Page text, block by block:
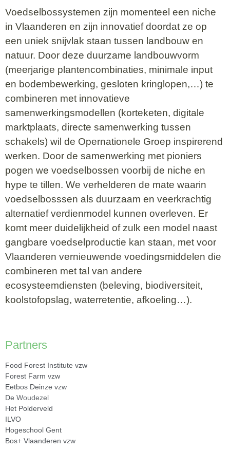
Voedselbossystemen zijn momenteel een niche
in Vlaanderen en zijn innovatief doordat ze op
een uniek snijvlak staan tussen landbouw en
natuur. Door deze duurzame landbouwvorm
(meerjarige plantencombinaties, minimale input
en bodembewerking, gesloten kringlopen,…) te
combineren met innovatieve
samenwerkingsmodellen (korteketen, digitale
marktplaats, directe samenwerking tussen
schakels) wil de Opernationele Groep inspirerend
werken. Door de samenwerking met pioniers
pogen we voedselbossen voorbij de niche en
hype te tillen. We verhelderen de mate waarin
voedselbosssen als duurzaam en veerkrachtig
alternatief verdienmodel kunnen overleven. Er
komt meer duidelijkheid of zulk een model naast
gangbare voedselproductie kan staan, met voor
Vlaanderen vernieuwende voedingsmiddelen die
combineren met tal van andere
ecosysteemdiensten (beleving, biodiversiteit,
koolstofopslag, waterretentie, afkoeling…).
Partners
Food Forest Institute vzw
Forest Farm vzw
Eetbos Deinze vzw
De Woudezel
Het Polderveld
ILVO
Hogeschool Gent
Bos+ Vlaanderen vzw